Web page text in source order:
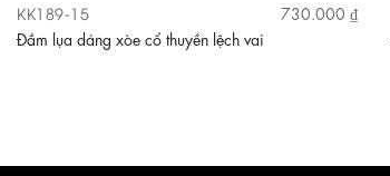
KK189-15
730.000 ₫
Đầm lụa dáng xòe cổ thuyền lệch vai